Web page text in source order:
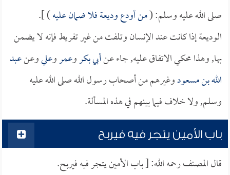
صلى الله عليه وسلم: (من أودع وديعة فلا ضمان عليه) ].
الوديعة إذا كانت عند الإنسان وتلفت من غير تفريط فإنه لا يضمن
بها, وهذا محكي الاتفاق عليه, جاء عنأبي بكروعمروعليوعنعبد
الله بن مسعودوغيرهم من أصحاب رسول الله صلى الله عليه
وسلم, ولا خلاف فيما بينهم في هذه المسألة.
باب الأمين يتجر فيه فيربح
قال المصنف رحمه الله: [ باب الأمين يتجر فيه فيربح.